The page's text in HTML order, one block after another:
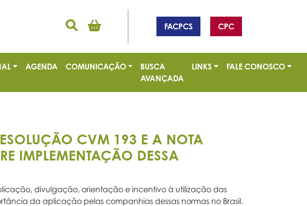
FACPCS CPC
AGENDA COMUNICAÇÃO
BUSCA
AVANÇADA
LINKS FALE CONOSCO
CVM 193 E A NOTA
IMPLEMENTAÇÃO DESSA
divulgação, orientação e incentivo à utilização das
da aplicação pelas companhias dessas normas no Brasil.